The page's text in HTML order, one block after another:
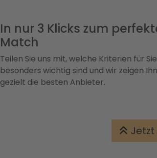
In nur 3 Klicks zum
Match
Teilen Sie uns mit, welche Kriterien für Sie
besonders wichtig sind und wir zeigen
gezielt die besten Anbieter.